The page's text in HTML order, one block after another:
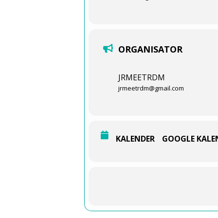
ORGANISATOR
JRMEETRDM
jrmeetrdm@gmail.com
KALENDER GOOGLE